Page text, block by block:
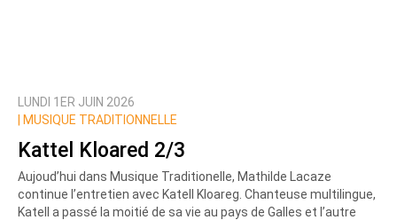
LUNDI 1ER JUIN 2026
MUSIQUE TRADITIONNELLE
Kattel Kloared 2/3
Aujoud’hui dans Musique Traditionelle, Mathilde Lacaze
continue l’entretien avec Katell Kloareg. Chanteuse multilingue,
Katell a passé la moitié de sa vie au pays de Galles et l’autre